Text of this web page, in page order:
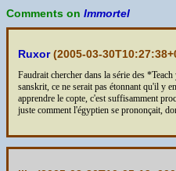
Comments on Immortel
Ruxor(2005-03-
Faudrait chercher dans la série des
sanskrit, ce ne serait pas étonnant qu'il y
apprendre le copte, c'est suffisamment
juste comment l'égyptien se prononçait,